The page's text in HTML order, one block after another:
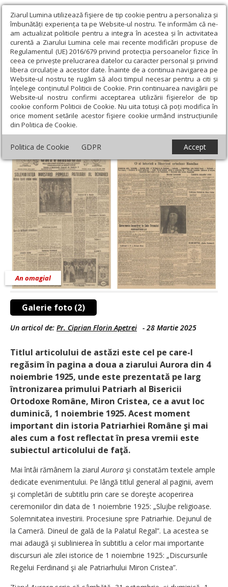
Ziarul Lumina utilizează fişiere de tip cookie pentru a personaliza și
îmbunătăți experiența ta pe Website-ul nostru. Te informăm că ne-
am actualizat politicile pentru a integra în acestea și în activitatea
curentă a Ziarului Lumina cele mai recente modificări propuse de
Regulamentul (UE) 2016/679 privind protecția persoanelor fizice în
ceea ce privește prelucrarea datelor cu caracter personal și privind
libera circulație a acestor date. Înainte de a continua navigarea pe
Website-ul nostru te rugăm să aloci timpul necesar pentru a citi și
înțelege conținutul Politicii de Cookie. Prin continuarea navigării pe
Website-ul nostru confirmi acceptarea utilizării fişierelor de tip
cookie conform Politicii de Cookie. Nu uita totuși că poți modifica în
orice moment setările acestor fişiere cookie urmând instrucțiunile
din Politica de Cookie.
Politica de Cookie GDPR Accept
Ziarul Lumina › Actualitate religioasă › An omagial › „Investirea
primului Patriarh al Bisericii Române”
„Investirea primului Patriarh al Bisericii
Române”
Galerie foto (2)
An omagial
Un articol de: Pr. Ciprian Florin Apetrei - 28 Martie 2025
Titlul articolului de astăzi este cel pe care-l
regăsim în pagina a doua a ziarului Aurora din 4
noiembrie 1925, unde este prezentată pe larg
întronizarea primului Patriarh al Bisericii
Ortodoxe Române, Miron Cristea, ce a avut loc
duminică, 1 noiembrie 1925. Acest moment
important din istoria Patriarhiei Române şi mai
ales cum a fost reflectat în presa vremii este
subiectul articolului de faţă.
Mai întâi rămânem la ziarul Aurora şi constatăm textele ample
dedicate evenimentului. Pe lângă titlul general al paginii, avem
şi completări de subtitlu prin care se doreşte acoperirea
ceremoniilor din data de 1 noiembrie 1925: „Slujbe religioase.
Solemnitatea investirii. Procesiune spre Patriarhie. Dejunul de
la Cameră. Dineul de gală de la Palatul Regal”. La acestea se
mai adaugă şi sublinierea în subtitlu a celor mai importante
discursuri ale zilei istorice de 1 noiembrie 1925: „Discursurile
Regelui Ferdinand şi ale Patriarhului Miron Cristea”.